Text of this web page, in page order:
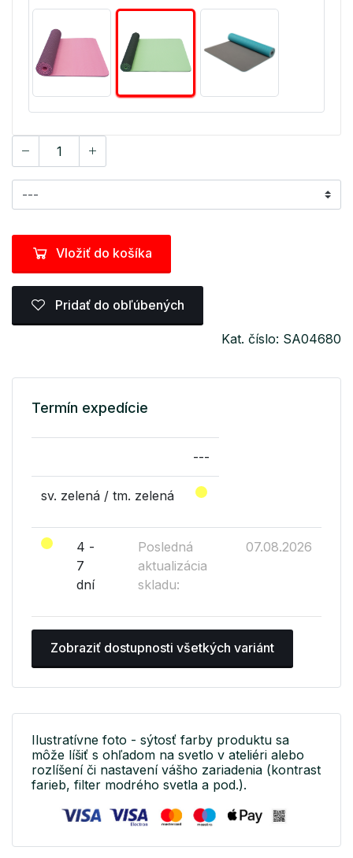
Vložiť do košíka
Pridať do obľúbených
Kat. číslo: SA04680
Termín expedície
---
sv. zelená / tm. zelená
4 -
7
dní
Posledná
aktualizácia
skladu:
07.08.2026
Zobraziť dostupnosti všetkých variánt
Ilustratívne foto - sýtosť farby produktu sa
môže líšiť s ohľadom na svetlo v ateliéri alebo
rozlíšení či nastavení vášho zariadenia (kontrast
farieb, filter modrého svetla a pod.).